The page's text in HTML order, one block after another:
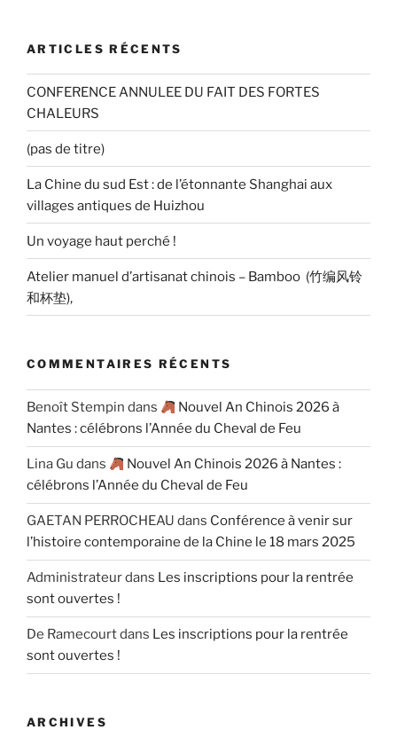
ARTICLES RÉCENTS
CONFERENCE ANNULEE DU FAIT DES FORTES
CHALEURS
(pas de titre)
La Chine du sud Est : de l’étonnante Shanghai aux
villages antiques de Huizhou
Un voyage haut perché !
Atelier manuel d’artisanat chinois – Bamboo (竹编风铃
和杯垫),
COMMENTAIRES RÉCENTS
Benoît Stempin dans
Nouvel An Chinois 2026 à
Nantes : célébrons l’Année du Cheval de Feu
Lina Gu dans
Nouvel An Chinois 2026 à Nantes :
célébrons l’Année du Cheval de Feu
GAETAN PERROCHEAU dans Conférence à venir sur
l’histoire contemporaine de la Chine le 18 mars 2025
Administrateurdans Les inscriptions pour la rentrée
sont ouvertes !
De Ramecourtdans Les inscriptions pour la rentrée
sont ouvertes !
ARCHIVES